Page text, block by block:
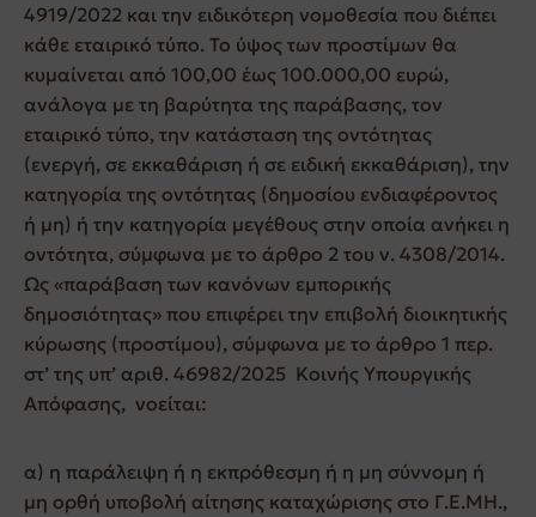
4919/2022 και την ειδικότερη νομοθεσία που διέπει
κάθε εταιρικό τύπο. Το ύψος των προστίμων θα
κυμαίνεται από 100,00 έως 100.000,00 ευρώ,
ανάλογα με τη βαρύτητα της παράβασης, τον
εταιρικό τύπο, την κατάσταση της οντότητας
(ενεργή, σε εκκαθάριση ή σε ειδική εκκαθάριση), την
κατηγορία της οντότητας (δημοσίου ενδιαφέροντος
ή μη) ή την κατηγορία μεγέθους στην οποία ανήκει η
οντότητα, σύμφωνα με το άρθρο 2 του ν. 4308/2014.
Ως «παράβαση των κανόνων εμπορικής
δημοσιότητας» που επιφέρει την επιβολή διοικητικής
κύρωσης (προστίμου), σύμφωνα με το άρθρο 1 περ.
στ’ της υπ’ αριθ. 46982/2025 Κοινής Υπουργικής
Απόφασης, νοείται:
α) η παράλειψη ή η εκπρόθεσμη ή η μη σύννομη ή
μη ορθή υποβολή αίτησης καταχώρισης στο Γ.Ε.ΜΗ.,